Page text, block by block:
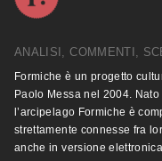
ANALISI, COMMENTI,
Formiche è un progetto
Paolo Messa nel 2004.
l’arcipelago Formiche è
strettamente connesse fra
anche in versione